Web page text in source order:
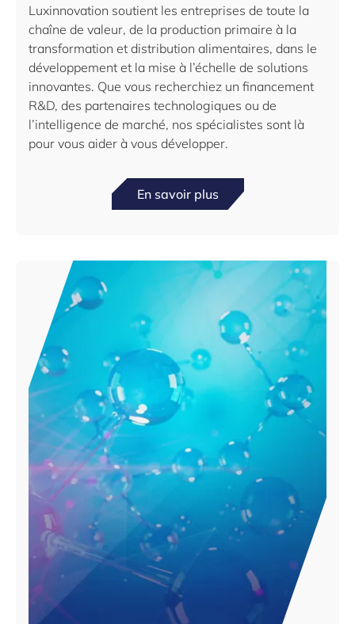
Luxinnovation soutient les entreprises de toute la
chaîne de valeur, de la production primaire à la
transformation et distribution alimentaires, dans le
développement et la mise à l’échelle de solutions
innovantes. Que vous recherchiez un financement
R&D, des partenaires technologiques ou de
l’intelligence de marché, nos spécialistes sont là
pour vous aider à vous développer.
En savoir plus